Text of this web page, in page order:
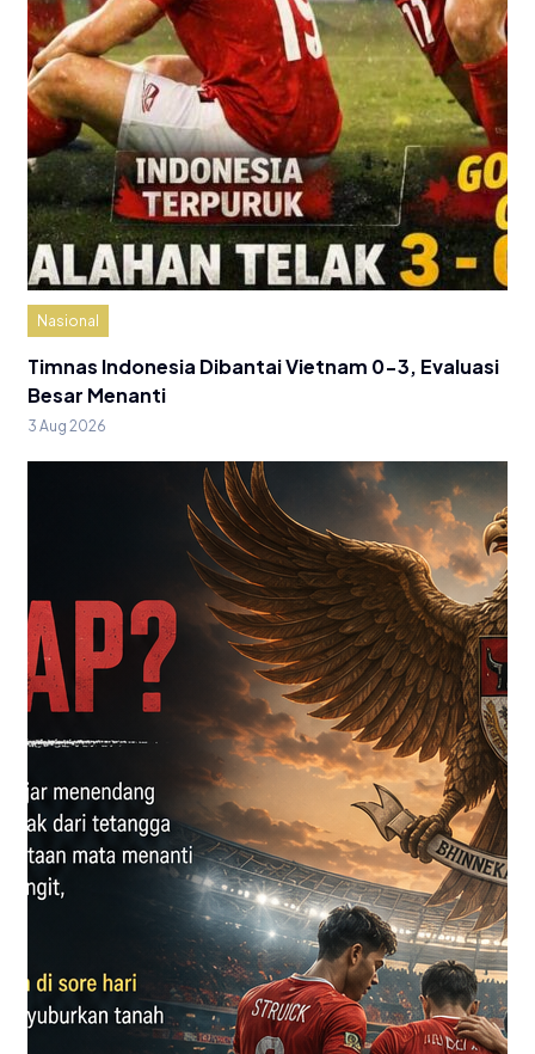
Nasional
Timnas Indonesia Dibantai Vietnam 0-3, Evaluasi
Besar Menanti
3 Aug 2026